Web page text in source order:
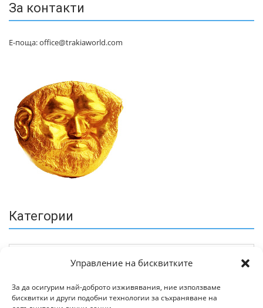
Управление на бисквитките
За да осигурим най-доброто изживявания, ние използваме
бисквитки и други подобни технологии за съхраняване на
За контакти
Е-поща: office@trakiaworld.com
Категории
Архив